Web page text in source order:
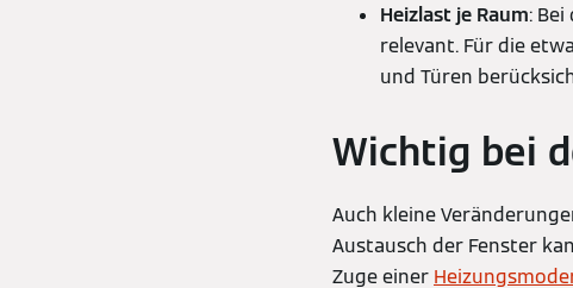
Heizlast je Raum:
relevant. Für die
und Türen
Wichtig bei
Auch kleine
Austausch der Fenster
Zuge einer